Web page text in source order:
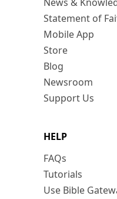
Statement of
Mobile App
Store
Blog
Newsroom
Support Us
HELP
FAQs
Tutorials
Use Bible